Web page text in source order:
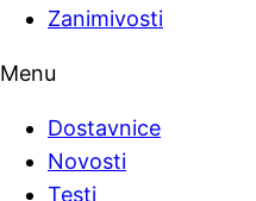
Zanimivosti
Menu
Dostavnice
Novosti
Testi